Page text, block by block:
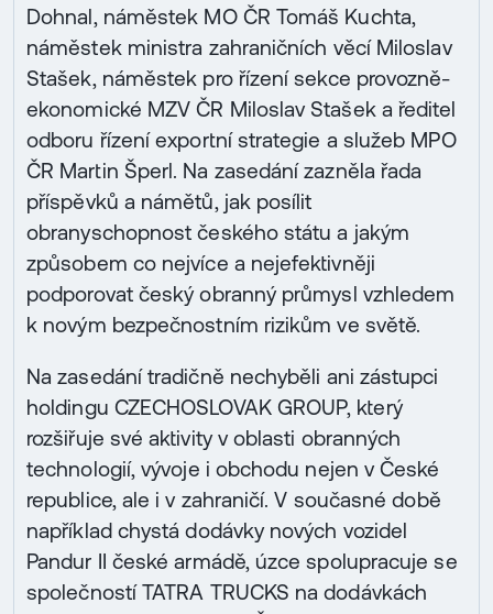
Dohnal, náměstek MO ČR Tomáš Kuchta,
náměstek ministra zahraničních věcí Miloslav
Stašek, náměstek pro řízení sekce provozně-
ekonomické MZV ČR Miloslav Stašek a ředitel
odboru řízení exportní strategie a služeb MPO
ČR Martin Šperl. Na zasedání zazněla řada
příspěvků a námětů, jak posílit
obranyschopnost českého státu a jakým
způsobem co nejvíce a nejefektivněji
podporovat český obranný průmysl vzhledem
k novým bezpečnostním rizikům ve světě.
Na zasedání tradičně nechyběli ani zástupci
holdingu CZECHOSLOVAK GROUP, který
rozšiřuje své aktivity v oblasti obranných
technologií, vývoje i obchodu nejen v České
republice, ale i v zahraničí. V současné době
například chystá dodávky nových vozidel
Pandur II české armádě, úzce spolupracuje se
společností TATRA TRUCKS na dodávkách